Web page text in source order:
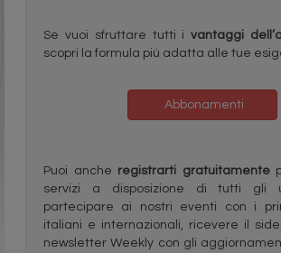
Se vuoi sfruttare tutti ivantaggi
scopri la formula più adatta alle tue
Abbonamenti
Puoi anche registrarti gratuitamente
servizi a disposizione di tutti gli
partecipare ai nostri eventi con i
italiani e internazionali, ricevere il
newsletter Weekly con gli